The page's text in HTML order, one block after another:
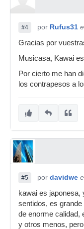
#4 por Rufus31
Gracias por
Musicasa, Kawai
Por cierto me han
los contrapesos a
#5 por davidwe
kawai es japonesa,
sentidos, es
de enorme calidad,
y otros menos,